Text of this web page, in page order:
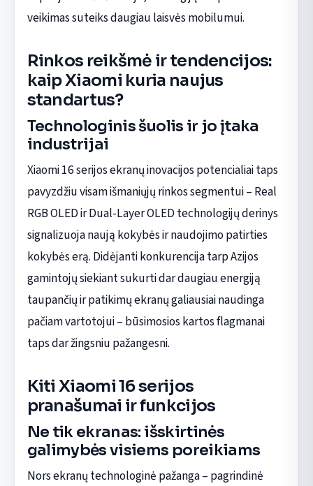
veikimas suteiks daugiau laisvės mobilumui.
Rinkos reikšmė ir tendencijos:
kaip Xiaomi kuria naujus
standartus?
Technologinis šuolis ir jo įtaka
industrijai
Xiaomi 16 serijos ekranų inovacijos potencialiai taps
pavyzdžiu visam išmaniųjų rinkos segmentui – Real
RGB OLED ir Dual-Layer OLED technologijų derinys
signalizuoja naują kokybės ir naudojimo patirties
kokybės erą. Didėjanti konkurencija tarp Azijos
gamintojų siekiant sukurti dar daugiau energiją
taupančių ir patikimų ekranų galiausiai naudinga
pačiam vartotojui – būsimosios kartos flagmanai
taps dar žingsniu pažangesni.
Kiti Xiaomi 16 serijos
pranašumai ir funkcijos
Ne tik ekranas: išskirtinės
galimybės visiems poreikiams
Nors ekranų technologinė pažanga – pagrindinė